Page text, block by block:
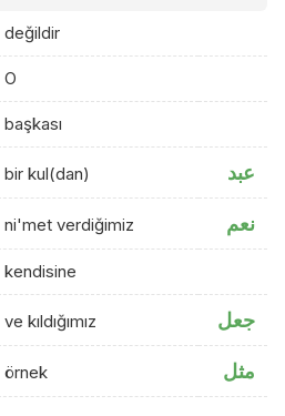
değildir
O
başkası
bir kul(dan) عبد
ni'met verdiğimiz نعم
kendisine
ve kıldığımız جعل
örnek مثل